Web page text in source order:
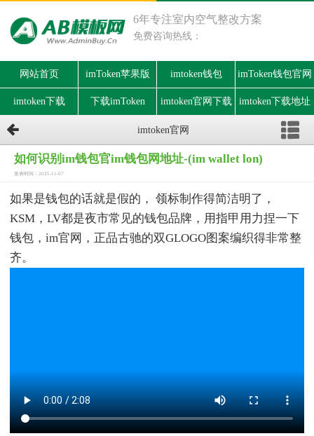
6年专注室内空气整改方案
免费咨询热线：
网站首页 imToken苹果版 imtoken钱包 imToken钱包官网
imtoken下载 下载imToken imtoken官网下载 imtoken下载地址
imtoken官网
如何识别im钱包官im钱包网地址-(im wallet lon)
发表时间：2025-11-07
如果是钱包的话就是假的， 领标制作得简洁明了，
KSM，LV都是夜市常见的钱包品牌，用指甲用力捏一下
钱包，im官网，正品古驰的双GLOGO图案编织得非常整
齐。